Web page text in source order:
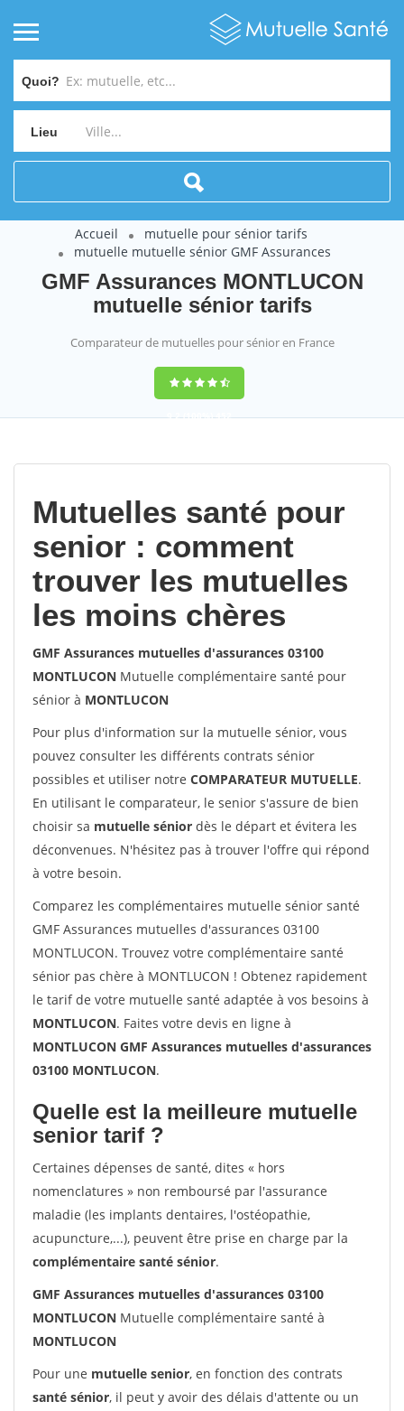
Quoi?
Lieu
Accueil
mutuelle pour sénior tarifs
mutuelle mutuelle sénior GMF Assurances
GMF Assurances MONTLUCON
mutuelle sénior tarifs
Comparateur de mutuelles pour sénior en France
9,2(100%)452
Mutuelles santé pour
senior : comment
trouver les mutuelles
les moins chères
GMF Assurances mutuelles d'assurances 03100
MONTLUCON Mutuelle complémentaire santé pour
sénior à MONTLUCON
Pour plus d'information sur la mutuelle sénior, vous
pouvez consulter les différents contrats sénior
possibles et utiliser notre COMPARATEUR MUTUELLE.
En utilisant le comparateur, le senior s'assure de bien
choisir sa mutuelle sénior dès le départ et évitera les
déconvenues. N'hésitez pas à trouver l'offre qui répond
à votre besoin.
Comparez les complémentaires mutuelle sénior santé
GMF Assurances mutuelles d'assurances 03100
MONTLUCON. Trouvez votre complémentaire santé
sénior pas chère à MONTLUCON ! Obtenez rapidement
le tarif de votre mutuelle santé adaptée à vos besoins à
MONTLUCON. Faites votre devis en ligne à
MONTLUCON GMF Assurances mutuelles d'assurances
03100 MONTLUCON.
Quelle est la meilleure mutuelle
senior tarif ?
Certaines dépenses de santé, dites « hors
nomenclatures » non remboursé par l'assurance
maladie (les implants dentaires, l'ostéopathie,
acupuncture,...), peuvent être prise en charge par la
complémentaire santé sénior.
GMF Assurances mutuelles d'assurances 03100
MONTLUCON Mutuelle complémentaire santé à
MONTLUCON
Pour une mutuelle senior, en fonction des contrats
santé sénior, il peut y avoir des délais d'attente ou un